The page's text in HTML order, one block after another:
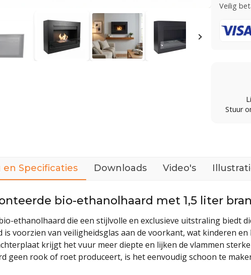
Veilig
Stuur
Specificaties Downloads Video's
bio-ethanolhaard met 1,5 liter
ethanolhaard die een stijlvolle en exclusieve uitstraling biedt
voorzien van veiligheidsglas aan de voorkant, wat kinderen en
krijgt het vuur meer diepte en lijken de vlammen
geen rook of roet produceert, is het eenvoudig schoon te